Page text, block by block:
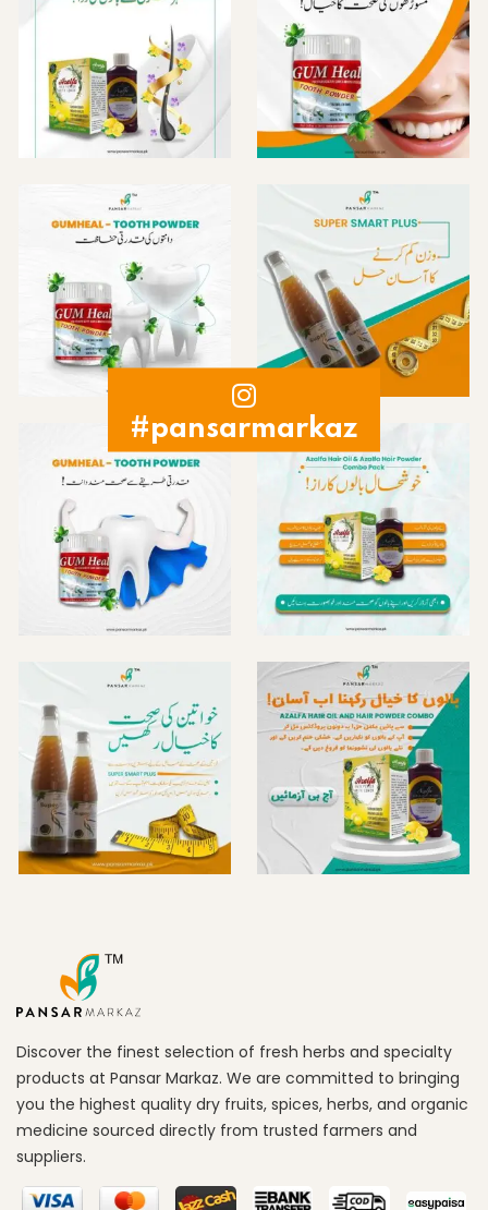
#pansarmarkaz
Discover the finest selection of fresh herbs and specialty
products at Pansar Markaz. We are committed to bringing
you the highest quality dry fruits, spices, herbs, and organic
medicine sourced directly from trusted farmers and
suppliers.